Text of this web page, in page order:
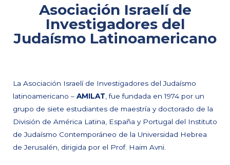
Asociación Israelí de
Investigadores del
Judaísmo Latinoamericano
La Asociación Israelí de Investigadores del Judaísmo
latinoamericano – AMILAT , fue fundada en 1974 por un
grupo de siete estudiantes de maestría y doctorado de la
División de América Latina, España y Portugal del Instituto
de Judaísmo Contemporáneo de la Universidad Hebrea
de Jerusalén, dirigida por el Prof. Haim Avni.